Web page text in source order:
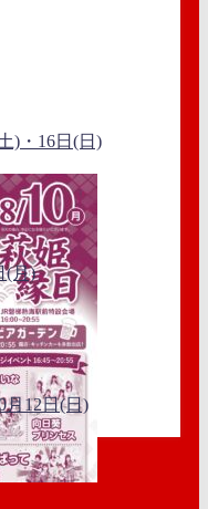
)・16日(日)
(月)
12日(日)